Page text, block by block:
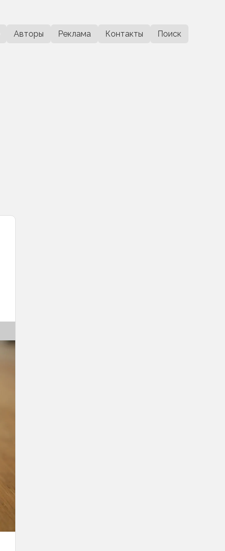
Авторы Реклама Контакты Поиск